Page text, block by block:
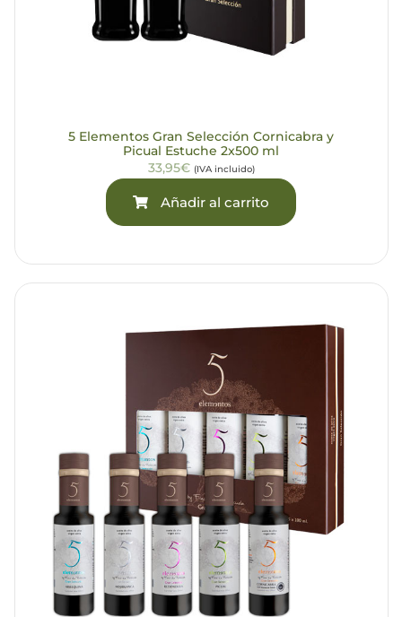
5 Elementos Gran Selección Cornicabra y
Picual Estuche 2x500 ml
33,95€ (IVA incluido)
Añadir al carrito